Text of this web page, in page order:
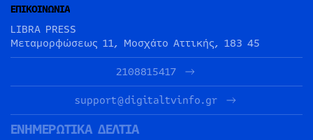
ΕΠΙΚΟΙΝΩΝΙΑ
LIBRA PRESS
Μεταμορφώσεως 11, Μοσχάτο Αττικής, 183 45
2108815417
support@digitaltvinfo.gr
ΕΝΗΜΕΡΩΤΙΚΑ ΔΕΛΤΙΑ